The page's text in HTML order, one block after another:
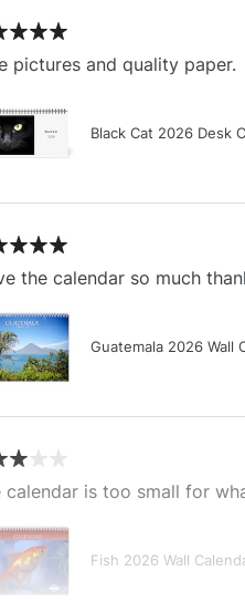
pictures and quality paper.
Black Cat 2026 Desk
the calendar so much
Guatemala 2026 Wall
calendar is too small for
Fish 2026 Wall